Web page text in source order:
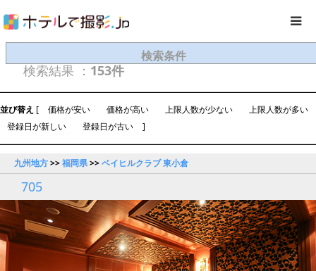
検索条件
検索結果 ： 153件
並び替え [ 価格が安い 価格が高い 上限人数が少ない
上限人数が多い
登録日が新しい
登録日が古い ]
九州地方>>福岡県>>ベイヒルクラブ 東小倉
705